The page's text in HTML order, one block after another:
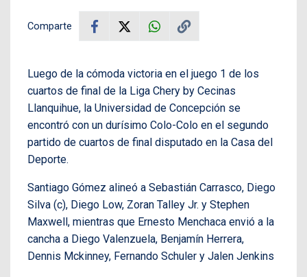
Comparte
Luego de la cómoda victoria en el juego 1 de los
cuartos de final de la Liga Chery by Cecinas
Llanquihue, la Universidad de Concepción se
encontró con un durísimo Colo-Colo en el segundo
partido de cuartos de final disputado en la Casa del
Deporte.
Santiago Gómez alineó a Sebastián Carrasco, Diego
Silva (c), Diego Low, Zoran Talley Jr. y Stephen
Maxwell, mientras que Ernesto Menchaca envió a la
cancha a Diego Valenzuela, Benjamín Herrera,
Dennis Mckinney, Fernando Schuler y Jalen Jenkins